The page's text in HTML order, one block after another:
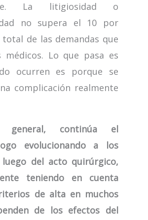
La litigiosidad o
no supera el 10 por
de las demandas que
médicos. Lo que pasa es
ocurren es porque se
complicación realmente
continúa el
evolucionando a los
luego del acto quirúrgico,
teniendo en cuenta
de alta en muchos
de los efectos del